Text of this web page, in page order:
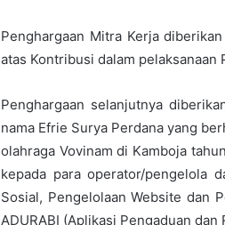
Penghargaan Mitra Kerja
atas Kontribusi dalam pelaksanaan
Penghargaan selanjutnya
nama Efrie Surya Perdana yang
olahraga Vovinam di Kamboja
kepada para operator/pengelola
Sosial, Pengelolaan Website dan
ADURABI (Aplikasi Pengaduan dan